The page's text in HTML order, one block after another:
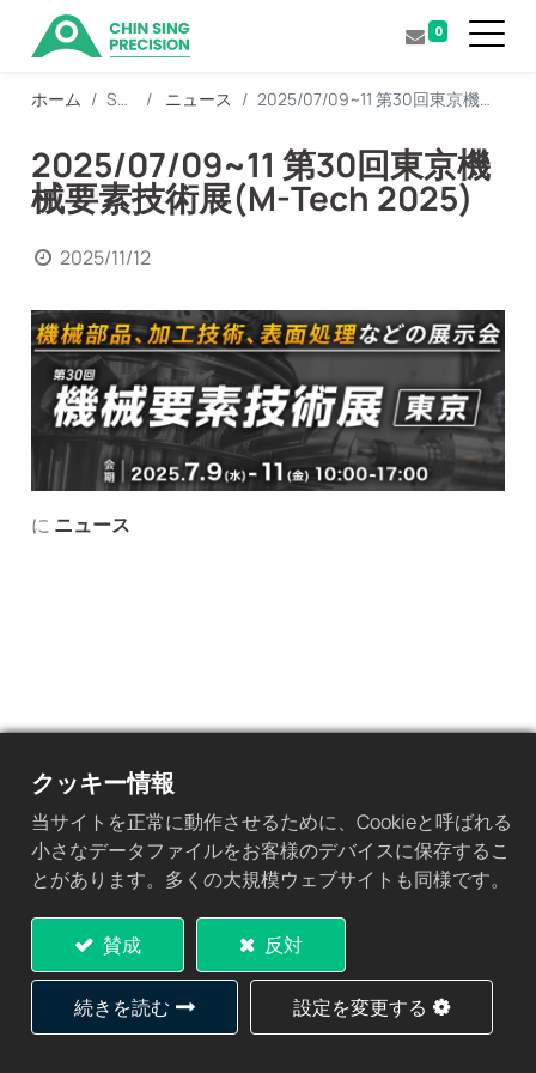
0
ホーム Support ニュース 2025/07/09~11 第30回東京機械要素技術展(M-Tech 2025)
2025/07/09~11 第30回東京機
械要素技術展(M-Tech 2025)
2025/11/12
に ニュース
次を読む
2025/4/9-2025/4/11 製造ワールド 2025
クッキー情報
当サイトを正常に動作させるために、Cookieと呼ばれる
小さなデータファイルをお客様のデバイスに保存するこ
とがあります。多くの大規模ウェブサイトも同様です。
賛成 反対
続きを読む 設定を変更する